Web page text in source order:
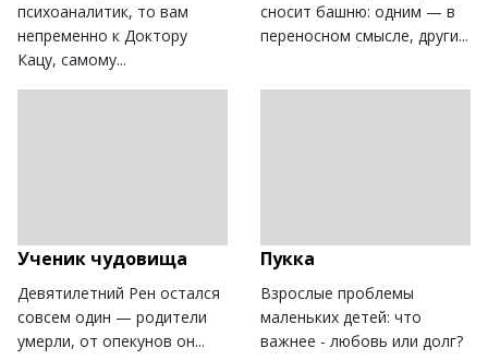
психоаналитик, то вам
непременно к Доктору
Кацу, самому...
сносит башню: одним — в
переносном смысле, други...
Ученик чудовища
Девятилетний Рен остался
совсем один — родители
умерли, от опекунов он...
Пукка
Взрослые проблемы
маленьких детей: что
важнее - любовь или долг?